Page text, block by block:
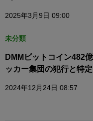
2025年3月9日 09:00
未分類
DMMビットコイン482
ッカー集団の犯行と特
2024年12月24日 08:57